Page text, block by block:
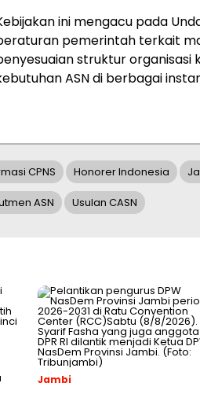
ini mengacu pada
pemerintah terkait
struktur
ASN di berbagai
CPNS Honorer Indonesia
ASN Usulan CASN
Jambi